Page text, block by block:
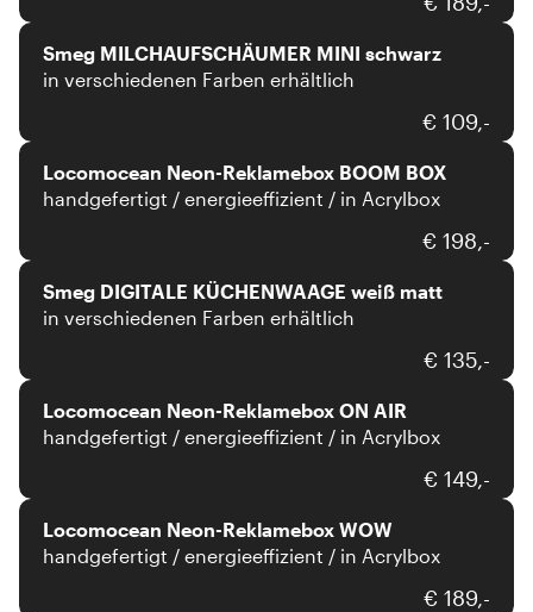
Smeg MILCHAUFSCHÄUMER MINI schwarz
in verschiedenen Farben erhältlich
€ 109,-
Locomocean
Locomocean Neon-Reklamebox BOOM BOX
handgefertigt / energieeffizient / in Acrylbox
€ 198,-
Smeg
Smeg DIGITALE KÜCHENWAAGE weiß matt
in verschiedenen Farben erhältlich
€ 135,-
Locomocean
Locomocean Neon-Reklamebox ON AIR
handgefertigt / energieeffizient / in Acrylbox
€ 149,-
Locomocean
Locomocean Neon-Reklamebox WOW
handgefertigt / energieeffizient / in Acrylbox
€ 189,-